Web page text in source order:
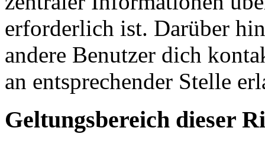
erforderlich ist. Darüber
andere Benutzer dich
an entsprechender Stelle
Geltungsbereich dieser